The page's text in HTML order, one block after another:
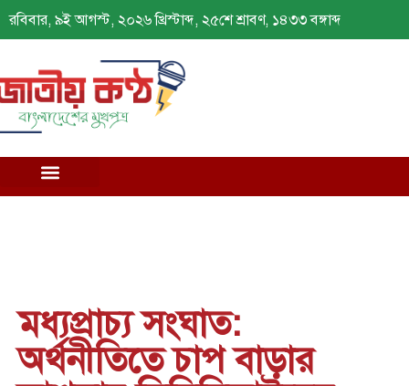
রবিবার, ৯ই আগস্ট, ২০২৬ খ্রিস্টাব্দ, ২৫শে শ্রাবণ, ১৪৩৩ বঙ্গাব্দ
মধ্যপ্রাচ্য সংঘাত:
অর্থনীতিতে চাপ বাড়ার